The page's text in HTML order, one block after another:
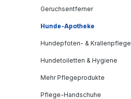
Geruchsentferner
Hunde-Apotheke
Hundepfoten- & Krallenpflege
Hundetoiletten & Hygiene
Mehr Pflegeprodukte
Pflege-Handschuhe